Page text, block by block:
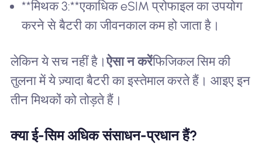
**मिथक 3:**एकाधिक eSIM प्रोफाइल का उपयोग
करने से बैटरी का जीवनकाल कम हो जाता है।
लेकिन ये सच नहीं है।ऐसा न करेंफिजिकल सिम की
तुलना में ये ज़्यादा बैटरी का इस्तेमाल करते हैं। आइए इन
तीन मिथकों को तोड़ते हैं।
क्या ई-सिम अधिक संसाधन-प्रधान हैं?